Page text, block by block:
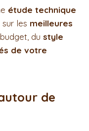
étude technique
les meilleures
du style
de votre
de